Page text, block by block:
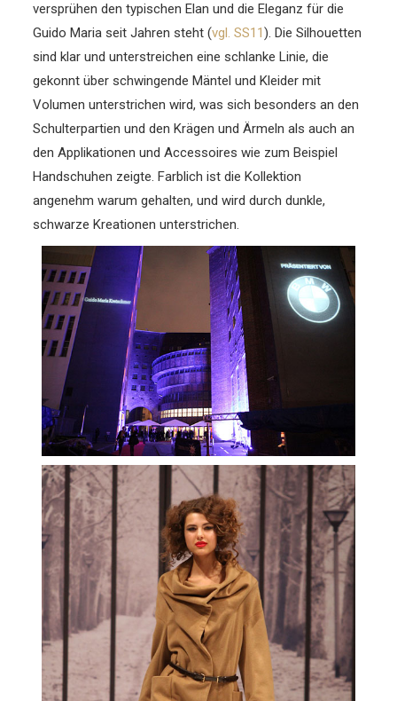
versprühen den typischen Elan und die Eleganz für die
Guido Maria seit Jahren steht (vgl. SS11). Die Silhouetten
sind klar und unterstreichen eine schlanke Linie, die
gekonnt über schwingende Mäntel und Kleider mit
Volumen unterstrichen wird, was sich besonders an den
Schulterpartien und den Krägen und Ärmeln als auch an
den Applikationen und Accessoires wie zum Beispiel
Handschuhen zeigte. Farblich ist die Kollektion
angenehm warum gehalten, und wird durch dunkle,
schwarze Kreationen unterstrichen.